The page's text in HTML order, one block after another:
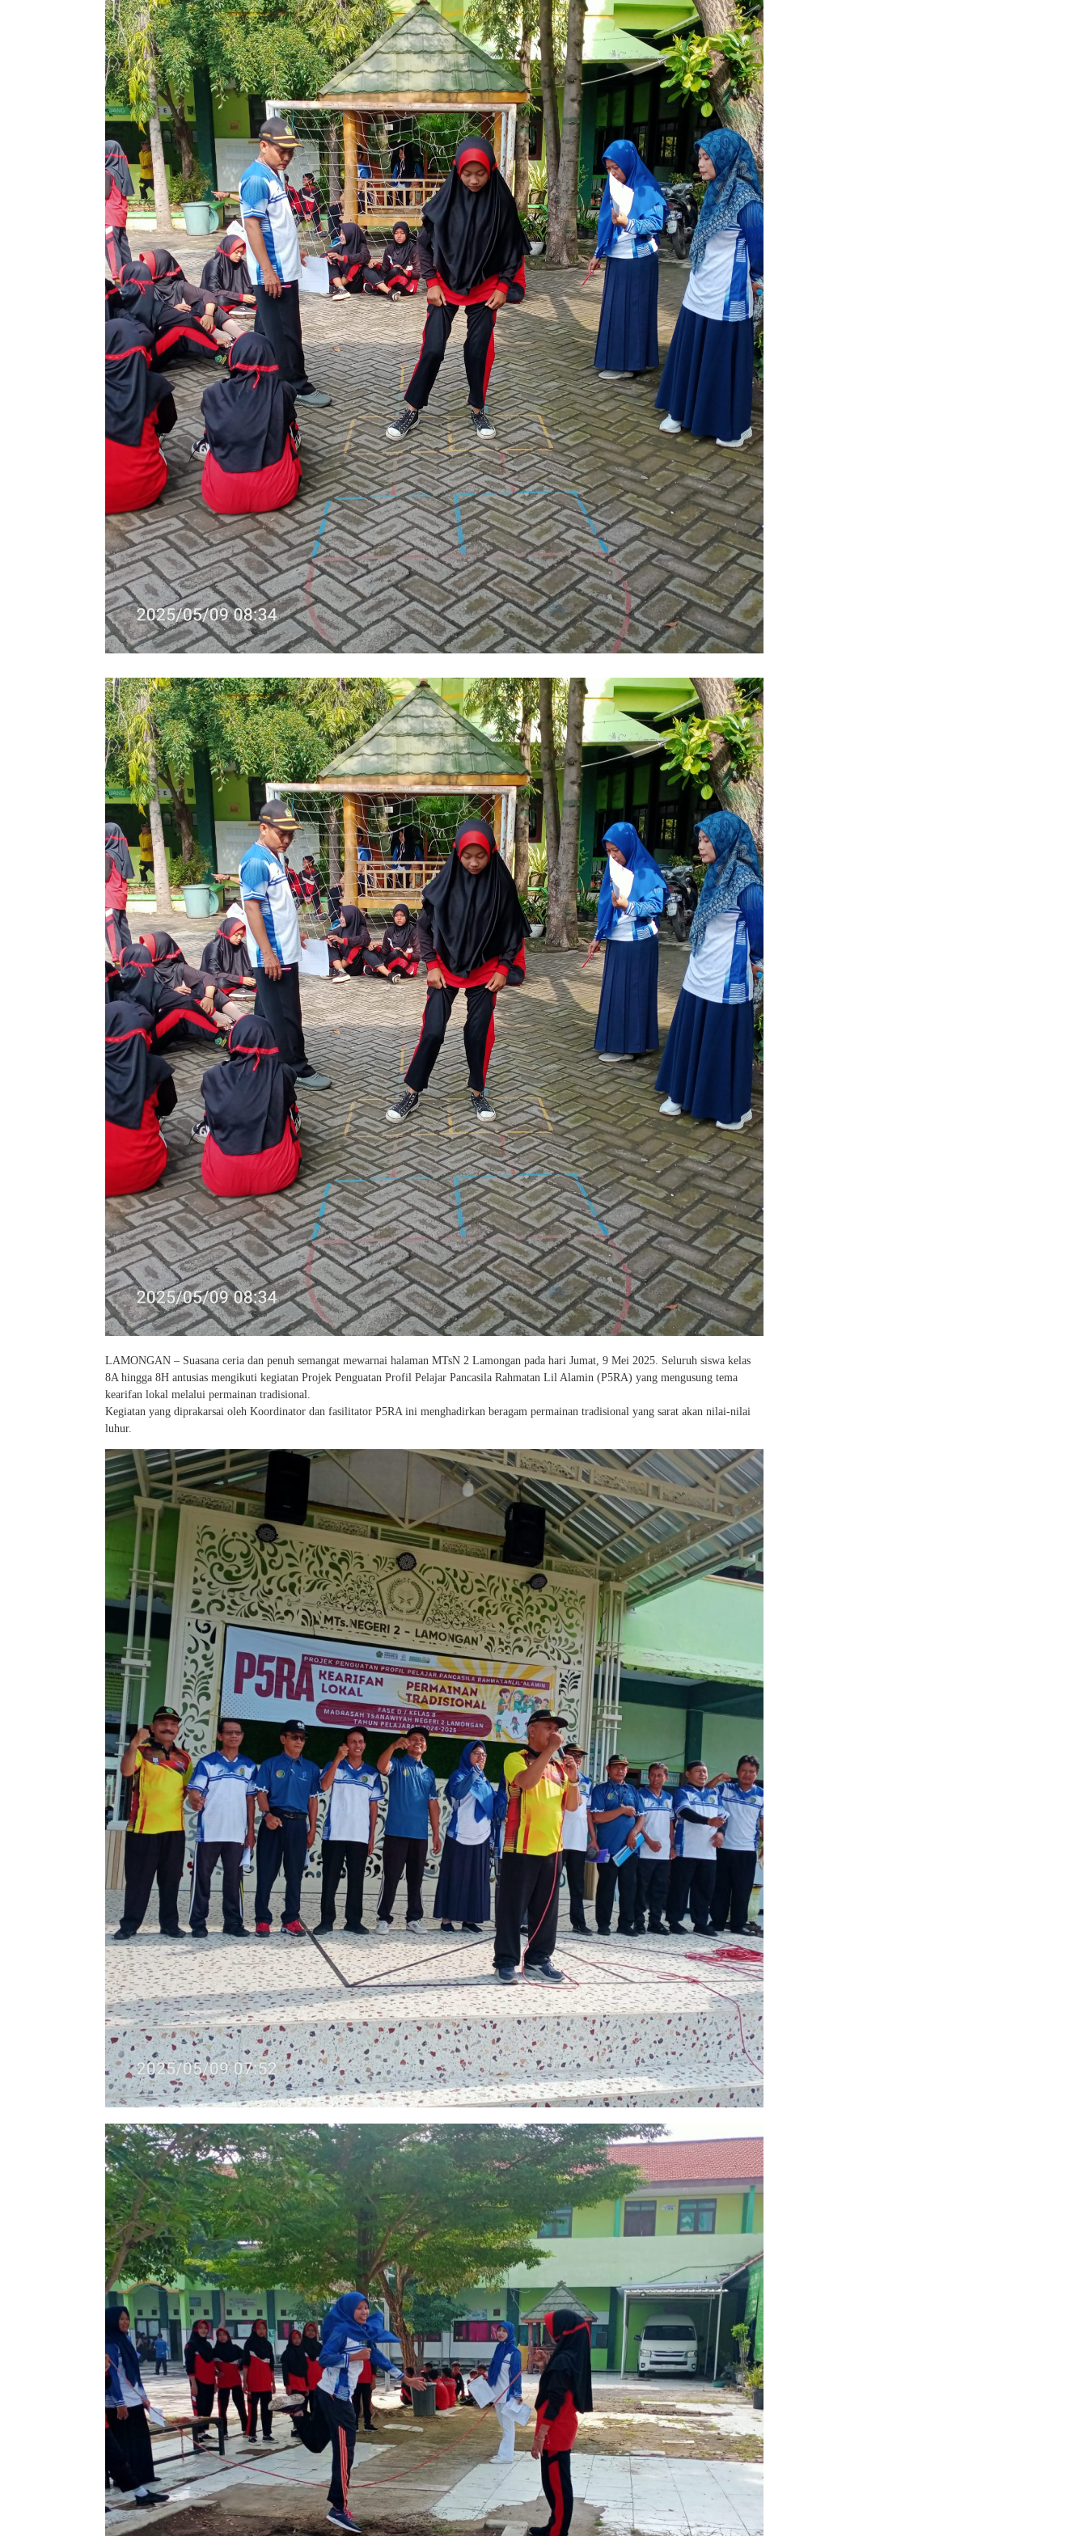
LAMONGAN – Suasana ceria dan penuh semangat mewarnai halaman MTsN 2 Lamongan pada hari Jumat, 9 Mei 2025. Seluruh siswa kelas
8A hingga 8H antusias mengikuti kegiatan Projek Penguatan Profil Pelajar Pancasila Rahmatan Lil Alamin (P5RA) yang mengusung tema
kearifan lokal melalui permainan tradisional.
Kegiatan yang diprakarsai oleh Koordinator dan fasilitator P5RA ini menghadirkan beragam permainan tradisional yang sarat akan nilai-nilai
luhur.